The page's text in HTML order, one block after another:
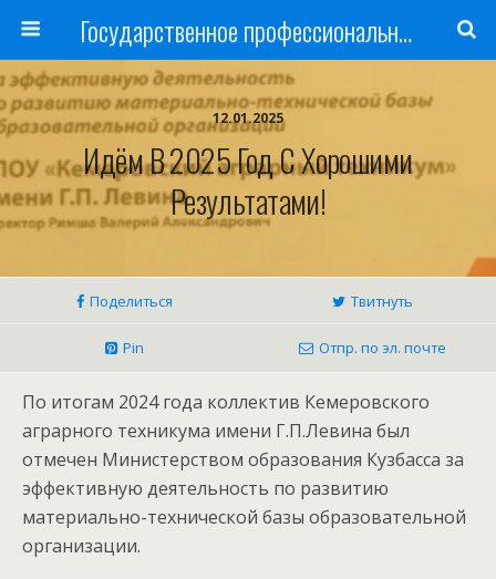
Государственное профессиональное образовательное учреждение
12.01.2025
Идём В 2025 Год С Хорошими
Результатами!
Поделиться Твитнуть
Pin Отпр. по эл. почте
По итогам 2024 года коллектив Кемеровского
аграрного техникума имени Г.П.Левина был
отмечен Министерством образования Кузбасса за
эффективную деятельность по развитию
материально-технической базы образовательной
организации.